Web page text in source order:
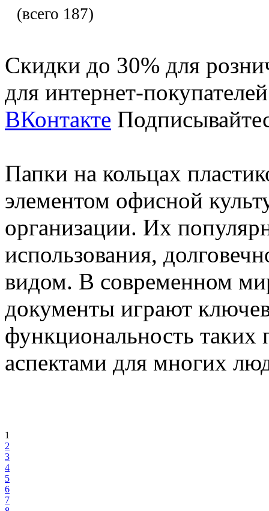
(всего 187)
Скидки до 30% для
для интернет-
ВКонтакте
Папки на кольцах
элементом офисной
организации. Их
использования,
видом. В современном
документы играют
функциональность таких
аспектами для многих
1
2
3
4
5
6
7